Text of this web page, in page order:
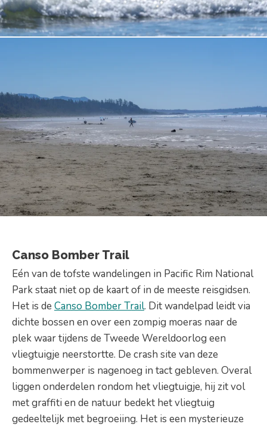
Canso Bomber Trail
Eén van de tofste wandelingen in Pacific Rim National
Park staat niet op de kaart of in de meeste reisgidsen.
Het is de Canso Bomber Trail. Dit wandelpad leidt via
dichte bossen en over een zompig moeras naar de
plek waar tijdens de Tweede Wereldoorlog een
vliegtuigje neerstortte. De crash site van deze
bommenwerper is nagenoeg in tact gebleven. Overal
liggen onderdelen rondom het vliegtuigje, hij zit vol
met graffiti en de natuur bedekt het vliegtuig
gedeeltelijk met begroeiing. Het is een mysterieuze